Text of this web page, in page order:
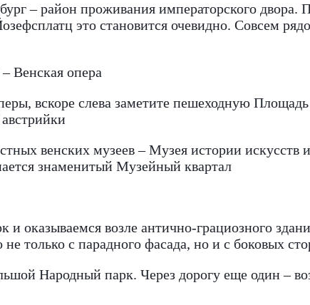
– район проживания императорского двора.
это становится очевидно. Совсем
Венская опера
вскоре слева заметите пешеходную
венских музеев – Музея истории искусств
знаменитый Музейный квартал
оказываемся возле антично-грациозного
только с парадного фасада, но и с боковых
Народный парк. Через дорогу еще один –